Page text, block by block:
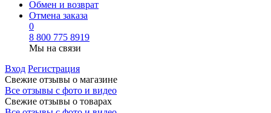
Обмен и возврат
Отмена заказа
0
8 800 775 8919
Мы на связи
Вход Регистрация
Свежие отзывы о магазине
Все отзывы с фото и видео
Свежие отзывы о товарах